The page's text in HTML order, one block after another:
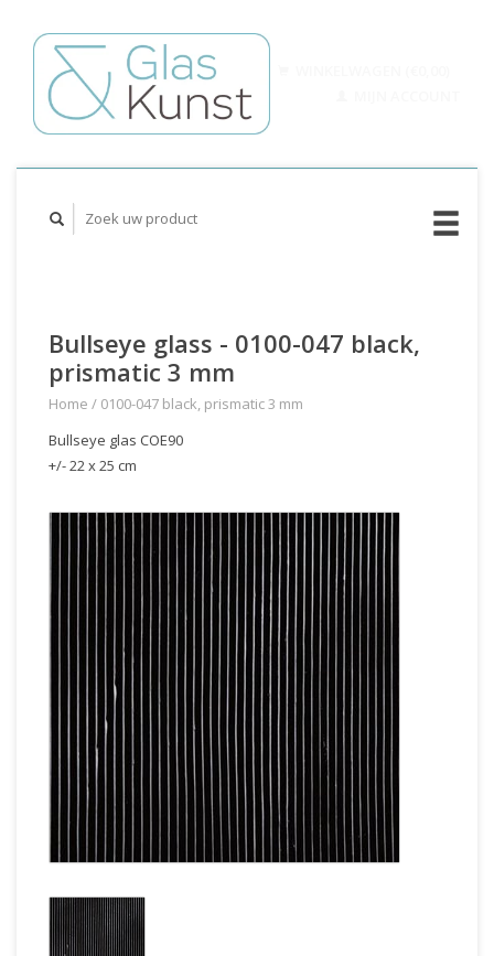
Bullseye glass - 0100-047 black,
prismatic 3 mm
Home / 0100-047 black, prismatic 3 mm
Bullseye glas COE90
+/- 22 x 25 cm